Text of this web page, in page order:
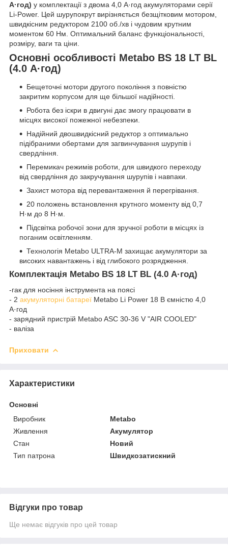
А·год) у комплектації з двома 4,0 А·год акумуляторами серії
Li-Power. Цей шурупокрут вирізняється безщітковим мотором,
швидкісним редуктором 2100 об./хв і чудовим крутним
моментом 60 Нм. Оптимальний баланс функціональності,
розміру, ваги та ціни.
Основні особливості Metabo BS 18 LT BL
(4.0 А·год)
Бещеточні мотори другого покоління з повністю
закритим корпусом для ще більшої надійності.
Робота без іскри в двигуні дає змогу працювати в
місцях високої пожежної небезпеки.
Надійний двошвидкісний редуктор з оптимально
підібраними обертами для загвинчування шурупів і
свердління.
Перемикач режимів роботи, для швидкого переходу
від свердління до закручування шурупів і навпаки.
Захист мотора від перевантаження й перегрівання.
20 положень встановлення крутного моменту від 0,7
Н·м до 8 Н·м.
Підсвітка робочої зони для зручної роботи в місцях із
поганим освітленням.
Технологія Metabo ULTRA-M захищає акумулятори за
високих навантажень і від глибокого розрядження.
Комплектація Metabo BS 18 LT BL (4.0 А·год)
-гак для носіння інструмента на поясі
- 2 акумуляторні батареї Metabo Li Power 18 В ємністю 4,0
А·год
- зарядний пристрій Metabo ASC 30-36 V "AIR COOLED"
- валіза
Приховати
Характеристики
Основні
Виробник
Metabo
Живлення
Акумулятор
Стан
Новий
Тип патрона
Швидкозатискний
Відгуки про товар
Ще немає відгуків про цей товар